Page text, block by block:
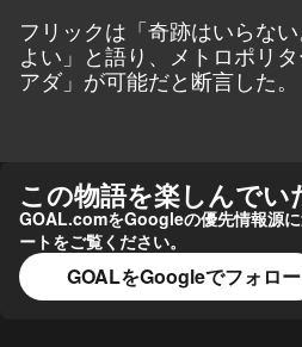
フリックは「奇跡はいらな
よい」と語り、メトロポリ
アダ」が可能だと断言した。
この物語を楽しんでい
GOAL.comをGoogleの優先情報源
ートをご覧ください。
GOALをGoogleでフォロー